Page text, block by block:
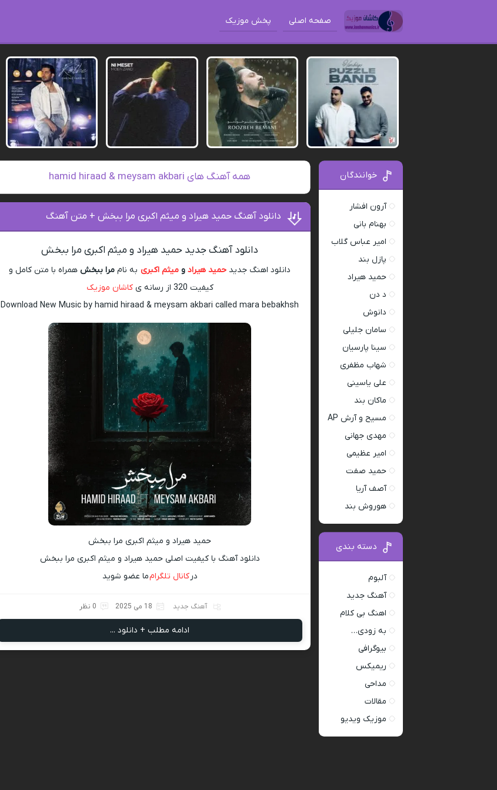
صفحه اصلی پخش موزیک
همه آهنگ های hamid hiraad & meysam akbari
دانلود آهنگ حمید هیراد و میثم اکبری مرا ببخش + متن آهنگ
دانلود آهنگ جدید حمید هیراد و میثم اکبری مرا ببخش
دانلود اهنگ جدید حمید هیرادو میثم اکبریبه نام مرا ببخش همراه با متن کامل و
کیفیت 320 از رسانه ی
کاشان موزیک
Download New Music by hamid hiraad & meysam akbari called mara bebakhsh
حمید هیراد و میثم اکبری مرا ببخش
دانلود آهنگ با کیفیت اصلی حمید هیراد و میثم اکبری مرا ببخش
درکانال تلگرامما عضو شوید
آهنگ جدید 18 می 2025 0 نظر
ادامه مطلب + دانلود ...
خوانندگان
آرون افشار
بهنام بانی
امیر عباس گلاب
پازل بند
حمید هیراد
د دن
دانوش
سامان جلیلی
سینا پارسیان
شهاب مظفری
علی یاسینی
ماکان بند
مسیح و آرش AP
مهدی جهانی
امیر عظیمی
حمید صفت
آصف آریا
هوروش بند
دسته بندی
آلبوم
آهنگ جدید
اهنگ بی کلام
به زودی…
بیوگرافی
ریمیکس
مداحی
مقالات
موزیک ویدیو